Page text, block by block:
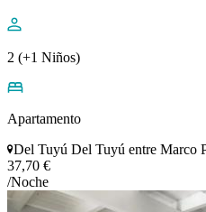
2 (+1 Niños)
Apartamento
Del Tuyú Del Tuyú entre Marco
37,70 €
/Noche